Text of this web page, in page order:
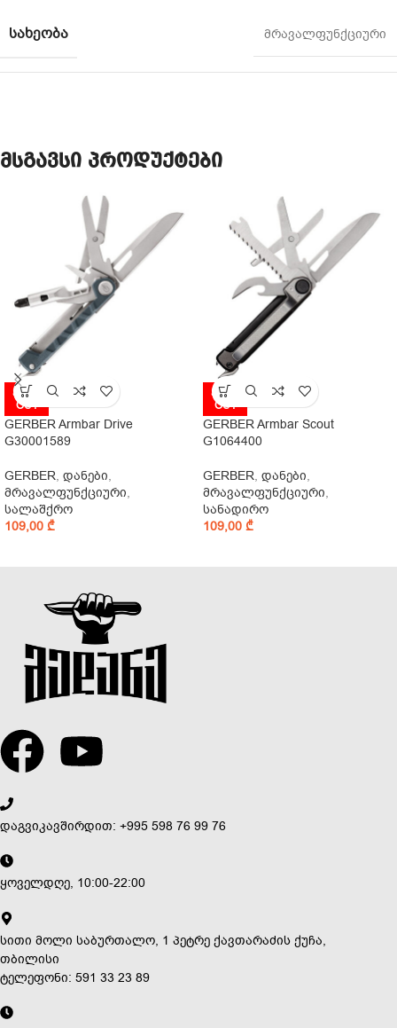
ᲡᲐᲮᲔᲝᲑᲐ მრავალფუნქციური
მსგავსი პროდუქტები
SOLD
OUT
GERBER Armbar Drive
G30001589
GERBER, დანები,
მრავალფუნქციური,
სალაშქრო
109,00 ₾
SOLD
OUT
GERBER Armbar Scout
G1064400
GERBER, დანები,
მრავალფუნქციური,
სანადირო
109,00 ₾
დაგვიკავშირდით: +995 598 76 99 76
ყოველდღე, 10:00-22:00
სითი მოლი საბურთალო, 1 პეტრე ქავთარაძის ქუჩა,
თბილისი
ტელეფონი: 591 33 23 89